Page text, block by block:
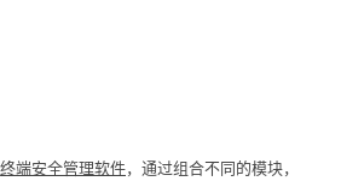
终端安全管理软件，通过组合不同的模块，